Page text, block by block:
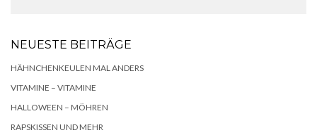
NEUESTE BEITRÄGE
HÄHNCHENKEULEN MAL ANDERS
VITAMINE – VITAMINE
HALLOWEEN – MÖHREN
RAPSKISSEN UND MEHR